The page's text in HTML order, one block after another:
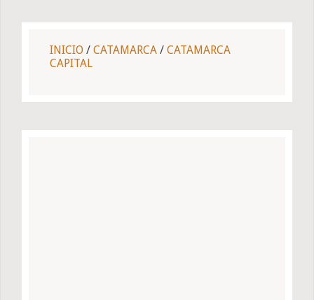
INICIO / CATAMARCA / CATAMARCA
CAPITAL